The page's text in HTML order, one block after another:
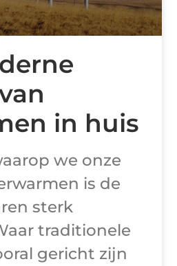
in huis
we onze
is de
sterk
traditionele
gericht zijn